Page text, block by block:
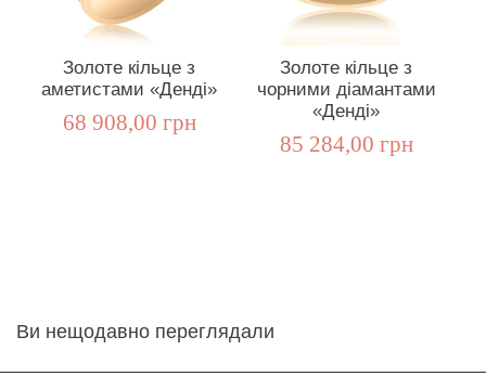
Золоте кільце з
аметистами «Денді»
68 908,00 грн
Золоте кільце з
чорними діамантами
«Денді»
85 284,00 грн
Ви нещодавно переглядали